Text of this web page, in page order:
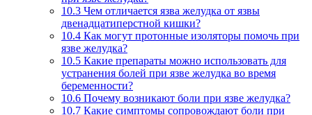
10.3 Чем отличается язва желудка от язвы
двенадцатиперстной кишки?
10.4 Как могут протонные изоляторы помочь при
язве желудка?
10.5 Какие препараты можно использовать для
устранения болей при язве желудка во время
беременности?
10.6 Почему возникают боли при язве желудка?
10.7 Какие симптомы сопровождают боли при